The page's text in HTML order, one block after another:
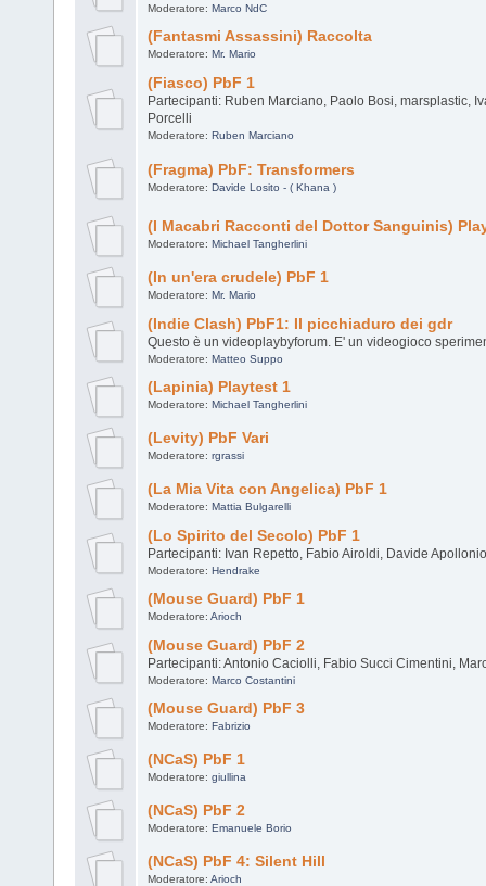
Moderatore: Marco NdC
(Fantasmi Assassini) Raccolta
Moderatore: Mr. Mario
(Fiasco) PbF 1
Partecipanti: Ruben Marciano, Paolo Bosi, marsplastic,
Porcelli
Moderatore: Ruben Marciano
(Fragma) PbF: Transformers
Moderatore: Davide Losito - ( Khana )
(I Macabri Racconti del Dottor Sanguinis)
Moderatore: Michael Tangherlini
(In un'era crudele) PbF 1
Moderatore: Mr. Mario
(Indie Clash) PbF1: Il picchiaduro dei gdr
Questo è un videoplaybyforum. E' un videogioco
Moderatore: Matteo Suppo
(Lapinia) Playtest 1
Moderatore: Michael Tangherlini
(Levity) PbF Vari
Moderatore: rgrassi
(La Mia Vita con Angelica) PbF 1
Moderatore: Mattia Bulgarelli
(Lo Spirito del Secolo) PbF 1
Partecipanti: Ivan Repetto, Fabio Airoldi, Davide Apollonio
Moderatore: Hendrake
(Mouse Guard) PbF 1
Moderatore: Arioch
(Mouse Guard) PbF 2
Partecipanti: Antonio Caciolli, Fabio Succi Cimentini,
Moderatore: Marco Costantini
(Mouse Guard) PbF 3
Moderatore: Fabrizio
(NCaS) PbF 1
Moderatore: giullina
(NCaS) PbF 2
Moderatore: Emanuele Borio
(NCaS) PbF 4: Silent Hill
Moderatore: Arioch